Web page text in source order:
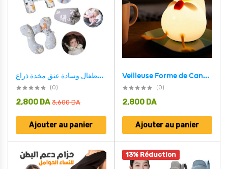
طقم وسادات العناية بالرضيع 3 في 1 وسادة أمان الأطفال وسادة عنق مخدة ذراع
(0)
3,600DA
2,800 DA
Ajouter au panier
Veilleuse Forme de Canard Silicone Rechargeable Pour Bébé ZH118
(0)
2,800 DA
Ajouter au panier
13% Réduction